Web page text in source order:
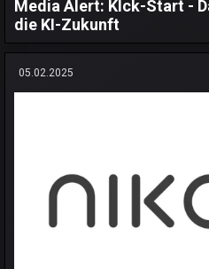
Media Alert: KIck-Start -
die KI-Zukunft
05.02.2025